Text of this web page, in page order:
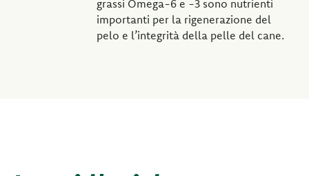
grassi Omega-6 e -3 sono nutrienti
importanti per la rigenerazione del
pelo e l’integrità della pelle del cane.